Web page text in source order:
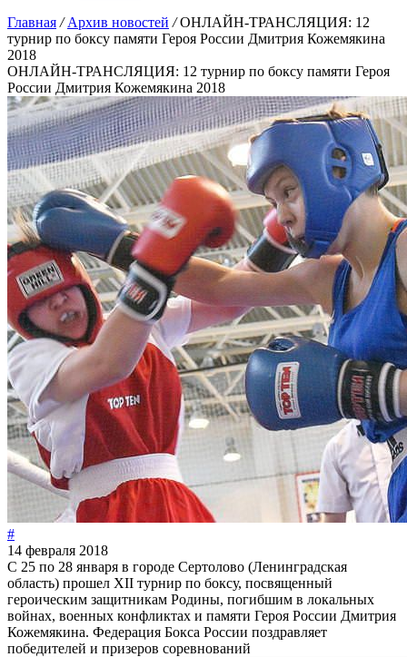
Главная / Архив новостей /ОНЛАЙН-ТРАНСЛЯЦИЯ: 12
турнир по боксу памяти Героя России Дмитрия Кожемякина
2018
ОНЛАЙН-ТРАНСЛЯЦИЯ: 12 турнир по боксу памяти Героя
России Дмитрия Кожемякина 2018
#
14 февраля 2018
С 25 по 28 января в городе Сертолово (Ленинградская
область) прошел XII турнир по боксу, посвященный
героическим защитникам Родины, погибшим в локальных
войнах, военных конфликтах и памяти Героя России Дмитрия
Кожемякина. Федерация Бокса России поздравляет
победителей и призеров соревнований